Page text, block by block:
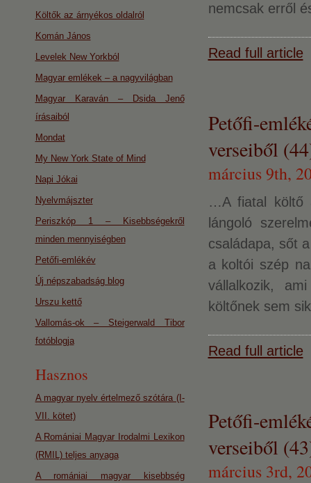
nemcsak erről
Read full article
Petőfi-
verseiből
március 9th,
…A fiatal költő
lángoló
családapa, sőt
a koltói szép
vállalkozik,
költőnek sem
Read full article
Petőfi-
verseiből
március 3rd,
Költők az árnyékos oldalról
Komán János
Levelek New Yorkból
Magyar emlékek – a nagyvilágban
Magyar Karaván – Dsida Jenő
írásaiból
Mondat
My New York State of Mind
Napi Jókai
Nyelvmájszter
Periszkóp 1 – Kisebbségekről
minden mennyiségben
Petőfi-emlékév
Új népszabadság blog
Urszu kettő
Vallomás-ok – Steigerwald Tibor
fotóblogja
Hasznos
A magyar nyelv értelmező szótára (I-
VII. kötet)
A Romániai Magyar Irodalmi Lexikon
(RMIL) teljes anyaga
A romániai magyar kisebbség